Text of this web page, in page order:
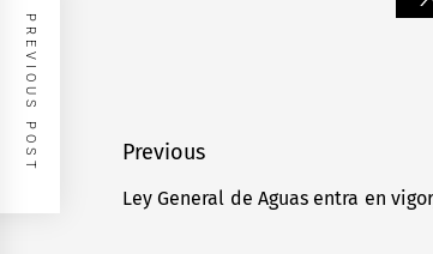
Navegación
de
Previous
Previous
Ley General de Aguas entra en
PREVIOUS POST